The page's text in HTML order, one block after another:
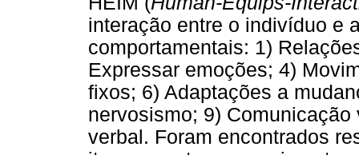
interação entre o indivíduo e
comportamentais: 1)
Expressar emoções; 4)
fixos; 6) Adaptações a
nervosismo; 9)
verbal. Foram encontrados